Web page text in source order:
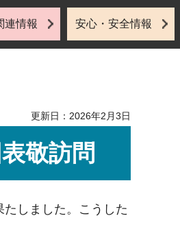
連情報 安心・安全情報
更新日：2026年2月3日
敬訪問
しました。こうした